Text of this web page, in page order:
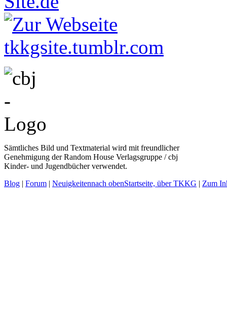
Sämtliches Bild und Textmaterial wird mit freundlicher
Genehmigung der Random House Verlagsgruppe / cbj
Kinder- und Jugendbücher verwendet.
Blog | Forum | Neuigkeitennach obenStartseite, über TKKG | Zum